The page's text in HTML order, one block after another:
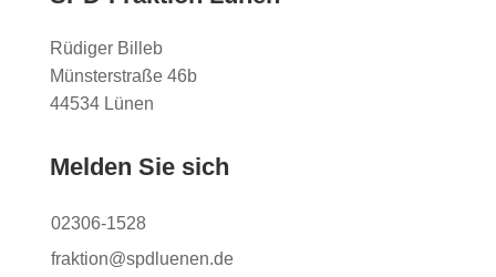
Rüdiger Billeb
Münsterstraße 46b
44534 Lünen
Melden Sie sich
02306-1528
fraktion@spdluenen.de